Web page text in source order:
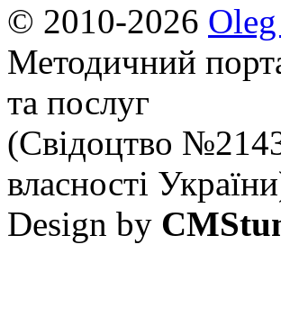
© 2010-2026
Методичний
та послуг
(Свідоцтво
власності
Design by